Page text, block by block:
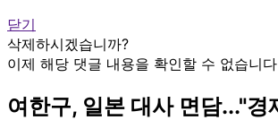
닫기
삭제하시겠습니까?
이제 해당 댓글 내용을 확인할 수 없습니다
여한구, 일본 대사 면담..."경